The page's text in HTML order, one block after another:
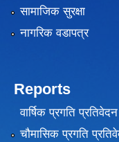
सामाजिक सुरक्षा
नागरिक वडापत्र
Reports
वार्षिक प्रगति प्रतिवेदन
चौमासिक प्रगति